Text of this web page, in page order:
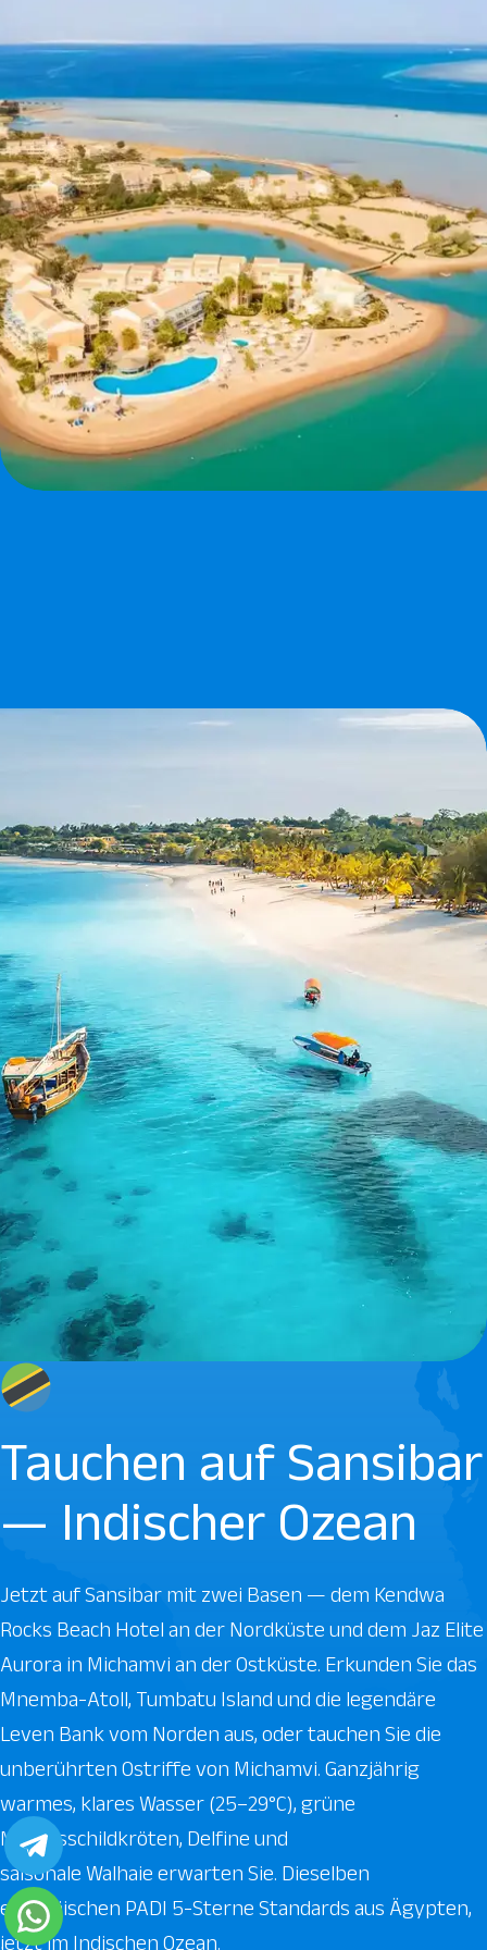
Tauchen auf Sansibar
— Indischer Ozean
Jetzt auf Sansibar mit zwei Basen — dem Kendwa
Rocks Beach Hotel an der Nordküste und dem Jaz Elite
Aurora in Michamvi an der Ostküste. Erkunden Sie das
Mnemba-Atoll, Tumbatu Island und die legendäre
Leven Bank vom Norden aus, oder tauchen Sie die
unberührten Ostriffe von Michamvi. Ganzjährig
warmes, klares Wasser (25–29°C), grüne
Meeresschildkröten, Delfine und
saisonale Walhaie erwarten Sie. Dieselben
europäischen PADI 5-Sterne Standards aus Ägypten,
jetzt im Indischen Ozean.